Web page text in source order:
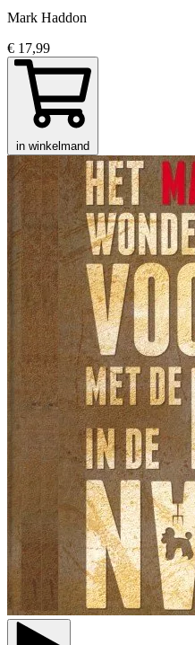
Mark Haddon
€ 17,99
in winkelmand